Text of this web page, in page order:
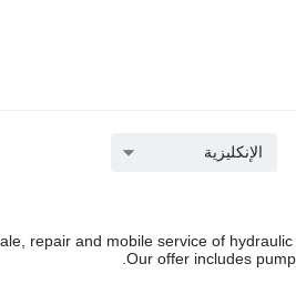
الإنكليزية
repair and mobile service of
Our offer includes